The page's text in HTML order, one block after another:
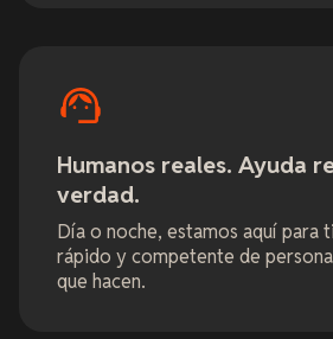
Humanos reales. Ayuda
verdad.
Día o noche, estamos aquí para
rápido y competente de
que hacen.